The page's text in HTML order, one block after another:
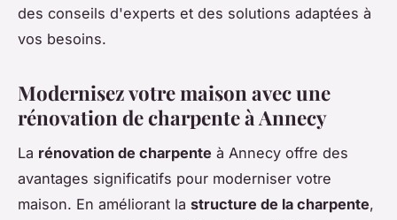
des conseils d'experts et des solutions adaptées à
vos besoins.
Modernisez votre maison avec une
rénovation de charpente à Annecy
La rénovation de charpente à Annecy offre des
avantages significatifs pour moderniser votre
maison. En améliorant la structure de la charpente,